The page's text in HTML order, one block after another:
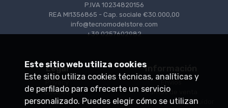
P.IVA 10234820156
REA MI1356865 - Cap. sociale €30.000,00
info@tecnomodelstore.com
+39 0257602982
Legal
Cookies
Condiciones de venta
Información
Puntos de venta
Conviértase en distribuidor
Este sitio web utiliza cookies
Este sitio utiliza cookies técnicas, analíticas y
de perfilado para ofrecerte un servicio
personalizado. Puedes elegir cómo se utilizan